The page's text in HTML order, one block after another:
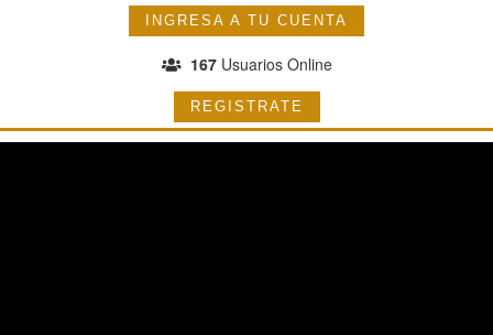
INGRESA A TU CUENTA
167Usuarios Online
REGISTRATE